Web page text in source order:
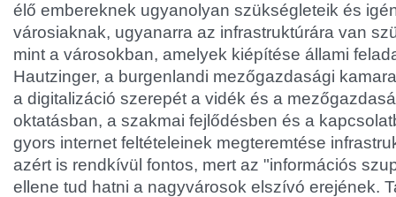
élő embereknek ugyanolyan szükségleteik és
városiaknak, ugyanarra az infrastruktúrára van
mint a városokban, amelyek kiépítése állami
Hautzinger, a burgenlandi mezőgazdasági
a digitalizáció szerepét a vidék és a
oktatásban, a szakmai fejlődésben és a
gyors internet feltételeinek megteremtése
azért is rendkívül fontos, mert az "információs
ellene tud hatni a nagyvárosok elszívó erejének.